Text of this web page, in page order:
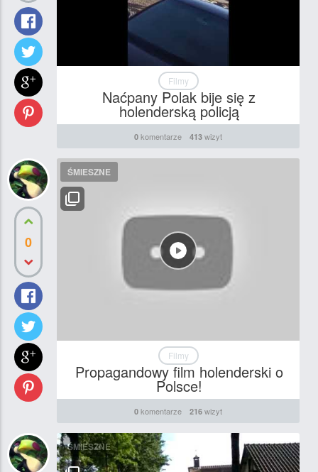
Filmy
Naćpany Polak bije się z
holenderską policją
0 komentarze 413 wizyt
0
ŚMIESZNE
Filmy
Propagandowy film holenderski o
Polsce!
0 komentarze 216 wizyt
ŚMIESZNE